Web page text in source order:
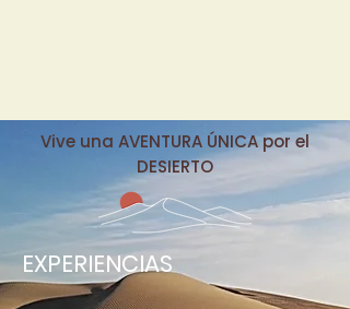
Vive una AVENTURA ÚNICA por el
DESIERTO
EXPERIENCIAS